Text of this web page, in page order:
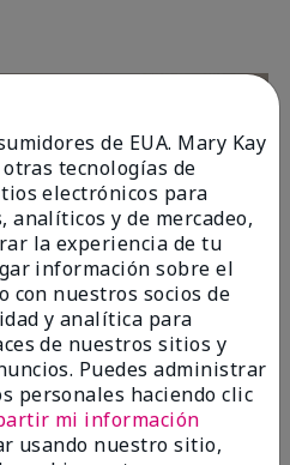
de EUA. Mary Kay
tecnologías de
electrónicos para
y de mercadeo,
la experiencia de tu
información sobre el
con nuestros socios de
y analítica para
de nuestros sitios y
Puedes administrar
personales haciendo clic
mi información
usando nuestro sitio,